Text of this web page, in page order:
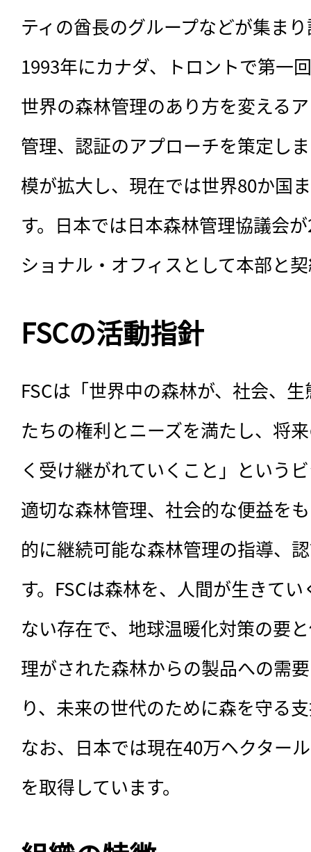
ティの酋長のグループなどが集ま
1993年にカナダ、トロントで第一
世界の森林管理のあり方を変える
管理、認証のアプローチを策定し
模が拡大し、現在では世界80か国
す。日本では日本森林管理協議会
ショナル・オフィスとして本部と
FSCの活動指針
FSCは「世界中の森林が、社会、
たちの権利とニーズを満たし、将
く受け継がれていくこと」という
適切な森林管理、社会的な便益を
的に継続可能な森林管理の指導、
す。FSCは森林を、人間が生きて
ない存在で、地球温暖化対策の要
理がされた森林からの製品への需
り、未来の世代のために森を守る
なお、日本では現在40万ヘクター
を取得しています。